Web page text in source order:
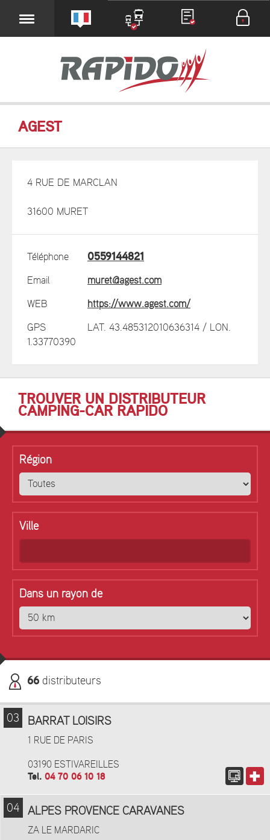
AGEST
4 RUE DE MARCLAN
31600 MURET
Téléphone 0559144821
Email muret@agest.com
WEB https://www.agest.com/
GPS
LAT. 43.485312010636314 / LON.
1.33770390
TROUVER UN DISTRIBUTEUR
CAMPING-CAR RAPIDO
Région
Ville
Dans un rayon de
66 distributeurs
03 BARRAT LOISIRS
1 RUE DE PARIS
03190 ESTIVAREILLES
Tel. 04 70 06 10 18
04 ALPES PROVENCE CARAVANES
ZA LE MARDARIC